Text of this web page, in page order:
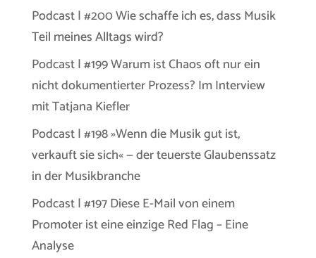
Podcast | #200 Wie schaffe ich es, dass Musik
Teil meines Alltags wird?
Podcast | #199 Warum ist Chaos oft nur ein
nicht dokumentierter Prozess? Im Interview
mit Tatjana Kiefler
Podcast | #198 »Wenn die Musik gut ist,
verkauft sie sich« — der teuerste Glaubenssatz
in der Musikbranche
Podcast | #197 Diese E-Mail von einem
Promoter ist eine einzige Red Flag – Eine
Analyse